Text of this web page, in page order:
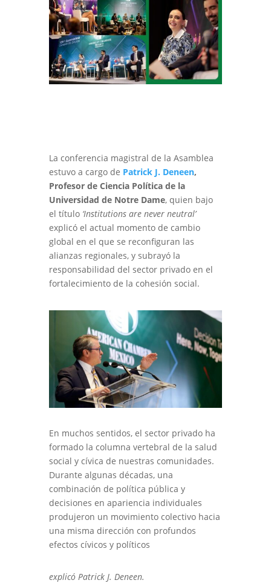
La conferencia magistral de la Asamblea
estuvo a cargo de Patrick J. Deneen,
Profesor de Ciencia Política de la
Universidad de Notre Dame, quien bajo
el título ‘Institutions are never neutral’
explicó el actual momento de cambio
global en el que se reconfiguran las
alianzas regionales, y subrayó la
responsabilidad del sector privado en el
fortalecimiento de la cohesión social.
En muchos sentidos, el sector privado ha
formado la columna vertebral de la salud
social y cívica de nuestras comunidades.
Durante algunas décadas, una
combinación de política pública y
decisiones en apariencia individuales
produjeron un movimiento colectivo hacia
una misma dirección con profundos
efectos cívicos y políticos
explicó Patrick J. Deneen.